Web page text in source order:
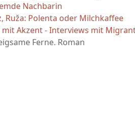
Nachbarin
Ruža: Polenta oder Milchkaffee
mit Akzent - Interviews mit
Ferne. Roman